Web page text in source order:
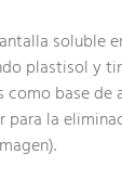
soluble
plastisol y
base de
la